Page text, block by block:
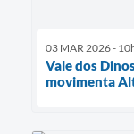
03 MAR 2026 -
Vale dos
movimenta